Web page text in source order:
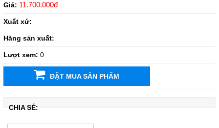
Giá: 11.700.000đ
Xuất xứ:
Hãng sản xuất:
Lượt xem: 0
ĐẶT MUA SẢN PHẨM
CHIA SẺ: